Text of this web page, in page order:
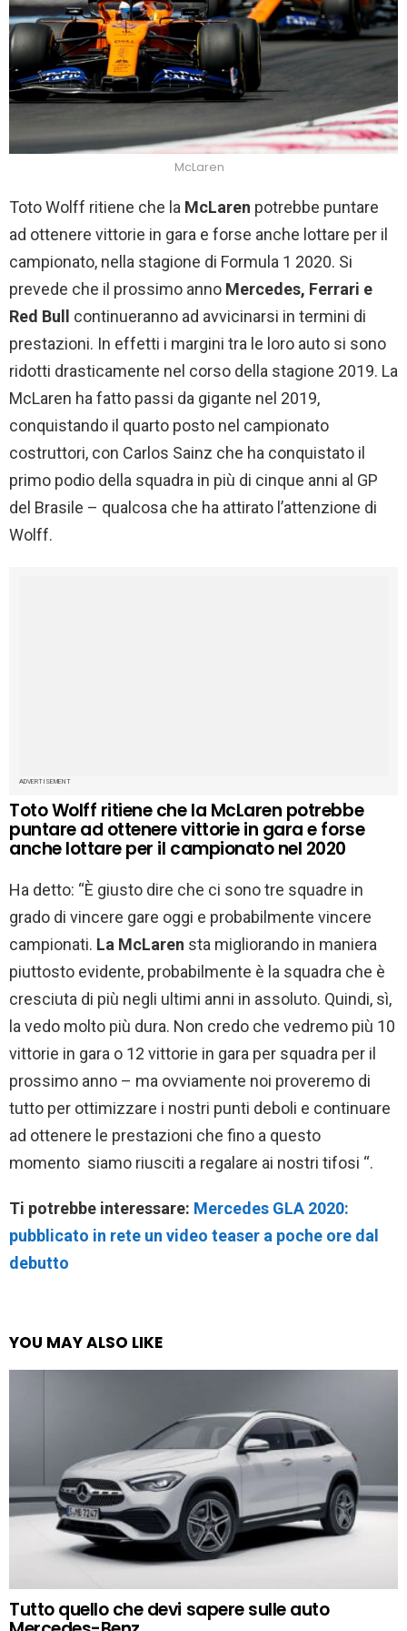
McLaren
Toto Wolff ritiene che la McLaren potrebbe puntare
ad ottenere vittorie in gara e forse anche lottare per il
campionato, nella stagione di Formula 1 2020. Si
prevede che il prossimo anno Mercedes, Ferrari e
Red Bull continueranno ad avvicinarsi in termini di
prestazioni. In effetti i margini tra le loro auto si sono
ridotti drasticamente nel corso della stagione 2019. La
McLaren ha fatto passi da gigante nel 2019,
conquistando il quarto posto nel campionato
costruttori, con Carlos Sainz che ha conquistato il
primo podio della squadra in più di cinque anni al GP
del Brasile – qualcosa che ha attirato l’attenzione di
Wolff.
ADVERTISEMENT
Toto Wolff ritiene che la McLaren potrebbe
puntare ad ottenere vittorie in gara e forse
anche lottare per il campionato nel 2020
Ha detto: “È giusto dire che ci sono tre squadre in
grado di vincere gare oggi e probabilmente vincere
campionati. La McLaren sta migliorando in maniera
piuttosto evidente, probabilmente è la squadra che è
cresciuta di più negli ultimi anni in assoluto. Quindi, sì,
la vedo molto più dura. Non credo che vedremo più 10
vittorie in gara o 12 vittorie in gara per squadra per il
prossimo anno – ma ovviamente noi proveremo di
tutto per ottimizzare i nostri punti deboli e continuare
ad ottenere le prestazioni che fino a questo
momento siamo riusciti a regalare ai nostri tifosi “.
Ti potrebbe interessare: Mercedes GLA 2020:
pubblicato in rete un video teaser a poche ore dal
debutto
YOU MAY ALSO LIKE
Tutto quello che devi sapere sulle auto